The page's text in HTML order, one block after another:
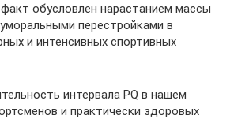
обусловлен нарастанием массы
перестройками в
и интенсивных спортивных
интервала PQ в нашем
и практически здоровых